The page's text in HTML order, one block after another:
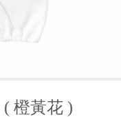
(橙黃花 )